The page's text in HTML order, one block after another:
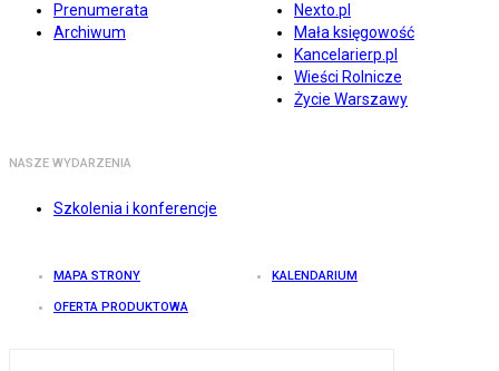
Prenumerata
Archiwum
Nexto.pl
Mała księgowość
Kancelarierp.pl
Wieści Rolnicze
Życie Warszawy
NASZE WYDARZENIA
Szkolenia i konferencje
MAPA STRONY KALENDARIUM
OFERTA PRODUKTOWA